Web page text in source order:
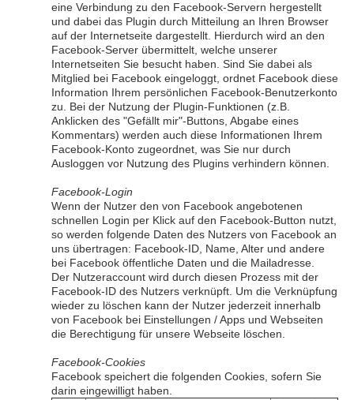
eine Verbindung zu den Facebook-Servern hergestellt
und dabei das Plugin durch Mitteilung an Ihren Browser
auf der Internetseite dargestellt. Hierdurch wird an den
Facebook-Server übermittelt, welche unserer
Internetseiten Sie besucht haben. Sind Sie dabei als
Mitglied bei Facebook eingeloggt, ordnet Facebook diese
Information Ihrem persönlichen Facebook-Benutzerkonto
zu. Bei der Nutzung der Plugin-Funktionen (z.B.
Anklicken des "Gefällt mir"-Buttons, Abgabe eines
Kommentars) werden auch diese Informationen Ihrem
Facebook-Konto zugeordnet, was Sie nur durch
Ausloggen vor Nutzung des Plugins verhindern können.
Facebook-Login
Wenn der Nutzer den von Facebook angebotenen
schnellen Login per Klick auf den Facebook-Button nutzt,
so werden folgende Daten des Nutzers von Facebook an
uns übertragen: Facebook-ID, Name, Alter und andere
bei Facebook öffentliche Daten und die Mailadresse.
Der Nutzeraccount wird durch diesen Prozess mit der
Facebook-ID des Nutzers verknüpft. Um die Verknüpfung
wieder zu löschen kann der Nutzer jederzeit innerhalb
von Facebook bei Einstellungen / Apps und Webseiten
die Berechtigung für unsere Webseite löschen.
Facebook-Cookies
Facebook speichert die folgenden Cookies, sofern Sie
darin eingewilligt haben.